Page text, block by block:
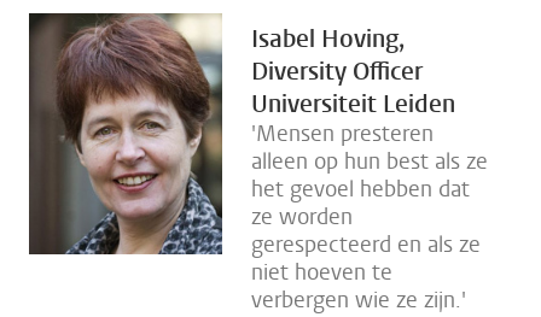
Isabel Hoving,
Diversity Officer
Universiteit Leiden
'Mensen presteren
alleen op hun best als ze
het gevoel hebben dat
ze worden
gerespecteerd en als ze
niet hoeven te
verbergen wie ze zijn.'